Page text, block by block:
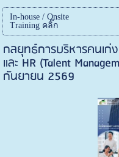
In-house / Onsite
Training คลิ๊ก
กลยุทธ์การบริหารคนเก่
และ HR (Talent
กันยายน 2569